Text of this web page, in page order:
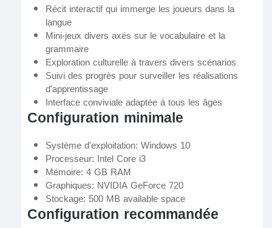
Récit interactif qui immerge les joueurs dans la
langue
Mini-jeux divers axés sur le vocabulaire et la
grammaire
Exploration culturelle à travers divers scénarios
Suivi des progrès pour surveiller les réalisations
d'apprentissage
Interface conviviale adaptée à tous les âges
Configuration minimale
Système d'exploitation: Windows 10
Processeur: Intel Core i3
Mémoire: 4 GB RAM
Graphiques: NVIDIA GeForce 720
Stockage: 500 MB available space
Configuration recommandée